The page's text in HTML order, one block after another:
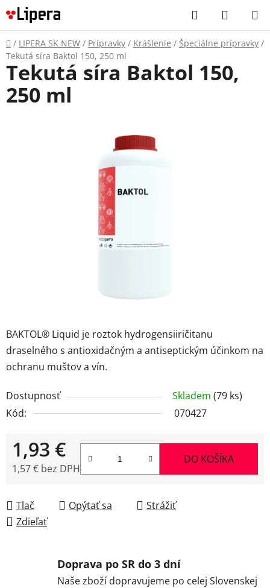
Prejsť
na
obsah
Hľadať
KOŠÍK
Domov
/ LIPERA SK NEW / Prípravky / Krášlenie / Špeciálne prípravky /
Tekutá síra Baktol 150, 250 ml
BAKTOL® Liquid je roztok hydrogensiiričitanu
draselného s antioxidačným a antiseptickým účinkom na
ochranu muštov a vín.
Dostupnosť Skladem (79 ks)
Kód:
070427
1,93 €
1,57 € bez DPH
DO KOŠÍKA
Tlač Opýtať sa
Strážiť
Zdieľať
Tekutá síra Baktol 150,
250 ml
Doprava po SR do 3 dní
Naše zboží dopravujeme po celej Slovenskej